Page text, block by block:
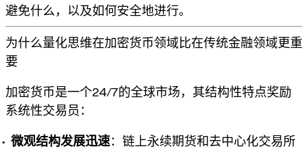
避免什么，以及如何安全地进行。
为什么量化思维在加密货币领域比在传统金融领域更重
要
加密货币是一个24/7的全球市场，其结构性特点奖励
系统性交易员：
微观结构发展迅速：链上永续期货和去中心化交易所